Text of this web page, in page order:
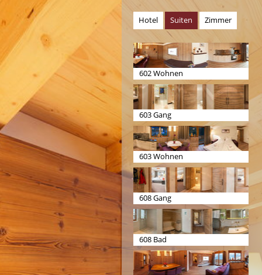
Hotel Suiten Zimmer
602 Wohnen
603 Gang
603 Wohnen
608 Gang
608 Bad